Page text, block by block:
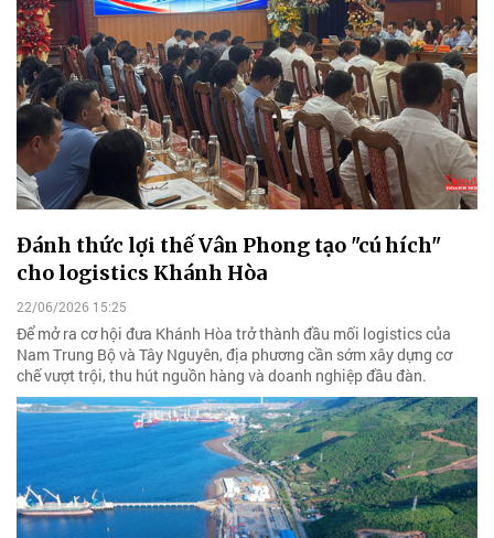
Đánh thức lợi thế Vân Phong tạo "cú hích"
cho logistics Khánh Hòa
22/06/2026 15:25
Để mở ra cơ hội đưa Khánh Hòa trở thành đầu mối logistics của
Nam Trung Bộ và Tây Nguyên, địa phương cần sớm xây dựng cơ
chế vượt trội, thu hút nguồn hàng và doanh nghiệp đầu đàn.